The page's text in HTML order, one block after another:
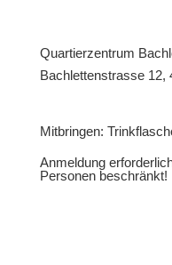
Quartierzentrum
Bachlettenstrasse 12,
Mitbringen:
Anmeldung
Personen beschränkt!